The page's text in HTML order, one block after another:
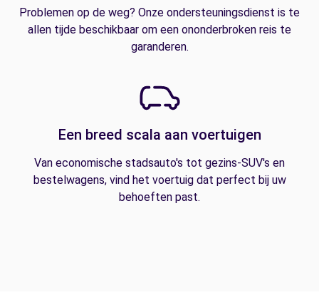
Problemen op de weg? Onze ondersteuningsdienst is te
allen tijde beschikbaar om een ononderbroken reis te
garanderen.
Een breed scala aan voertuigen
Van economische stadsauto's tot gezins-SUV's en
bestelwagens, vind het voertuig dat perfect bij uw
behoeften past.